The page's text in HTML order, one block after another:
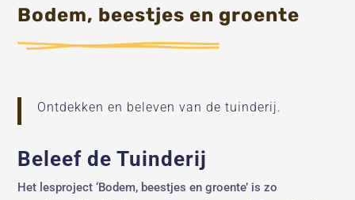
Bodem, beestjes en groente
Ontdekken en beleven van de tuinderij.
Beleef de Tuinderij
Het lesproject ‘Bodem, beestjes en groente’ is zo